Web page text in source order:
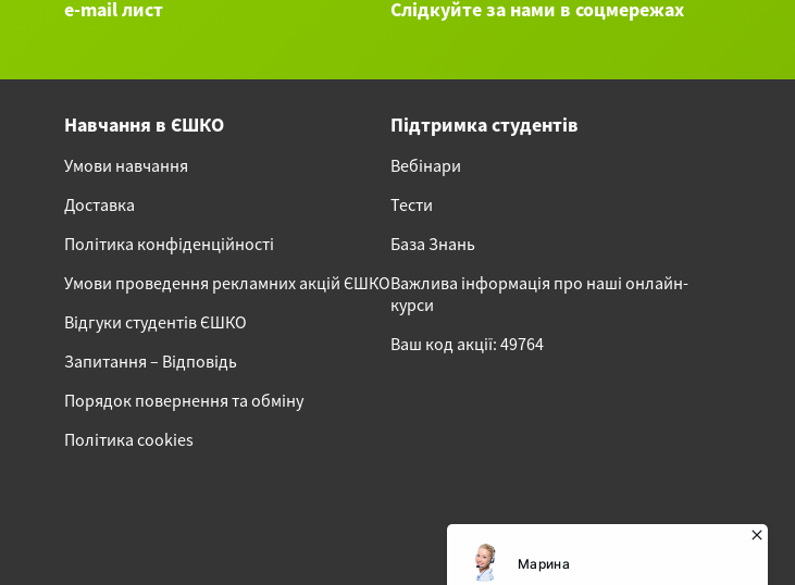
e-mail лист Слідкуйте за нами в соцмережах
Навчання в ЄШКО
Умови навчання
Доставка
Політика конфіденційності
Умови проведення рекламних акцій ЄШКО
Відгуки студентів ЄШКО
Запитання – Відповідь
Порядок повернення та обміну
Політика cookies
Підтримка студентів
Вебінари
Тести
База Знань
Важлива інформація про наші онлайн-
курси
Ваш код акції: 49764